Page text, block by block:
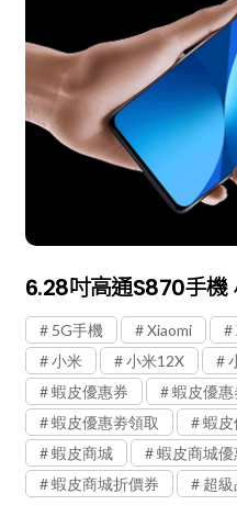
6.28吋高通S870手機
5G手機 Xiaomi
小米
小米12X
蝦皮優惠券
蝦皮優
蝦皮優惠劵領取
蝦皮
蝦皮商城
蝦皮商城優
蝦皮商城折價券
超級